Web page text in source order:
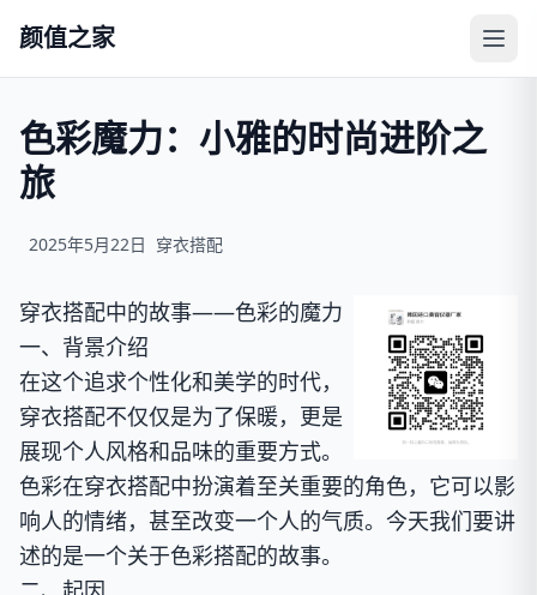
颜值之家
色彩魔力：小雅的时尚进阶之
旅
2025年5月22日 穿衣搭配
穿衣搭配中的故事——色彩的魔力
一、背景介绍
在这个追求个性化和美学的时代，
穿衣搭配不仅仅是为了保暖，更是
展现个人风格和品味的重要方式。
色彩在穿衣搭配中扮演着至关重要的角色，它可以影
响人的情绪，甚至改变一个人的气质。今天我们要讲
述的是一个关于色彩搭配的故事。